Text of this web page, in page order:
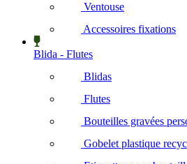
Ventouse
Accessoires fixations
Blida - Flutes
Blidas
Flutes
Bouteilles gravées
Gobelet plastique